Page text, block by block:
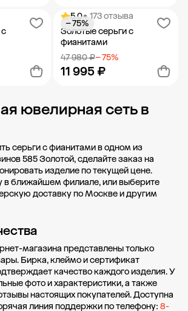
корзину Добавить в корзину
корзину
5.0• 173 отзыва
Золотые серьги с
фианитами
47 980 ₽− 75%
11 995 ₽
− 75%
Добавить в корзину
ювелирная сеть в
серьги с фианитами в одном из
585 Золотой, сделайте заказ на
изделие по текущей цене.
вближайшем филиале, или выберите
доставку по Москве и другим
магазина представлены только
Бирка, клеймо и сертификат
качество каждого изделия. У
фото и характеристики, а также
настоящих покупателей. Доступна
линия поддержки по телефону: 8-